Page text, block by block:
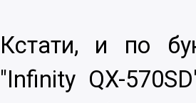
Кстати, и по
"Infinity QX-